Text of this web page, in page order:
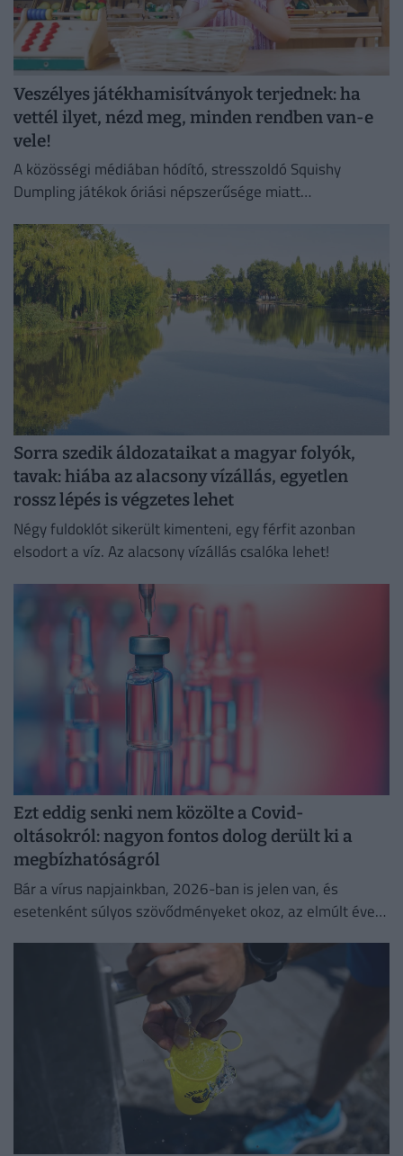
Veszélyes játékhamisítványok terjednek: ha
vettél ilyet, nézd meg, minden rendben van-e
vele!
A közösségi médiában hódító, stresszoldó Squishy
Dumpling játékok óriási népszerűsége miatt
hamisítványok.
Sorra szedik áldozataikat a magyar folyók,
tavak: hiába az alacsony vízállás, egyetlen
rossz lépés is végzetes lehet
Négy fuldoklót sikerült kimenteni, egy férfit azonban
elsodort a víz. Az alacsony vízállás csalóka lehet!
Ezt eddig senki nem közölte a Covid-
oltásokról: nagyon fontos dolog derült ki a
megbízhatóságról
Bár a vírus napjainkban, 2026-ban is jelen van, és
esetenként súlyos szövődményeket okoz, az elmúlt évek
biztonságosságát.